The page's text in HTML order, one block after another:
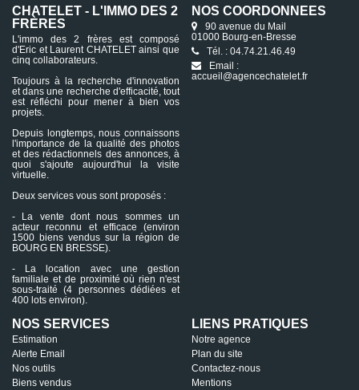
CHATELET - L'IMMO DES 2
FRÈRES
L'immo des 2 frères est composé
d'Eric et Laurent CHATELET ainsi que
cinq collaborateurs.
Toujours à la recherche d'innovation
et dans une recherche d'efficacité, tout
est réfléchi pour mener à bien vos
projets.
Depuis longtemps, nous connaissons
l'importance de la qualité des photos
et des rédactionnels des annonces, à
quoi s'ajoute aujourd'hui la visite
virtuelle.
Deux services vous sont proposés :
- La vente dont nous sommes un
acteur reconnu et efficace (environ
1500 biens vendus sur la région de
BOURG EN BRESSE).
- La location avec une gestion
familiale et de proximité où rien n'est
sous-traité (4 personnes dédiées et
400 lots environ).
NOS COORDONNÉES
90 avenue du Mail
01000 Bourg-en-Bresse
Tél. : 04.74.21.46.49
Email :
accueil@agencechatelet.fr
NOS SERVICES
Estimation
Alerte Email
Nos outils
Biens vendus
LIENS PRATIQUES
Notre agence
Plan du site
Contactez-nous
Mentions